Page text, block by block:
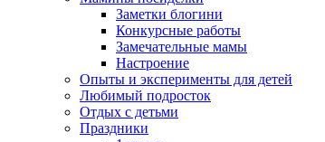
Заметки блогини
Конкурсные работы
Замечательные мамы
Настроение
Опыты и эксперименты для детей
Любимый подросток
Отдых с детьми
Праздники